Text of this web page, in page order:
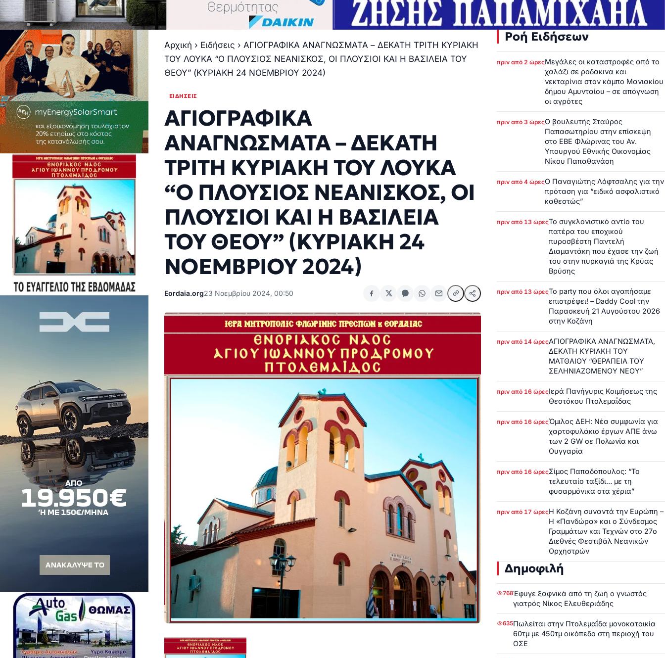
Αρχική › Ειδήσεις › ΑΓΙΟΓΡΑΦΙΚΑ ΑΝΑΓΝΩΣΜΑΤΑ – ΔΕΚΑΤΗ ΤΡΙΤΗ ΚΥΡΙΑΚΗ
ΤΟΥ ΛΟΥΚΑ “Ο ΠΛΟΥΣΙΟΣ ΝΕΑΝΙΣΚΟΣ, ΟΙ ΠΛΟΥΣΙΟΙ ΚΑΙ Η ΒΑΣΙΛΕΙΑ ΤΟΥ
ΘΕΟΥ” (ΚΥΡΙΑΚΗ 24 ΝΟΕΜΒΡΙΟΥ 2024)
ΕΙΔΉΣΕΙΣ
ΑΓΙΟΓΡΑΦΙΚΑ
ΑΝΑΓΝΩΣΜΑΤΑ – ΔΕΚΑΤΗ
ΤΡΙΤΗ ΚΥΡΙΑΚΗ ΤΟΥ ΛΟΥΚΑ
“Ο ΠΛΟΥΣΙΟΣ ΝΕΑΝΙΣΚΟΣ, ΟΙ
ΠΛΟΥΣΙΟΙ ΚΑΙ Η ΒΑΣΙΛΕΙΑ
ΤΟΥ ΘΕΟΥ” (ΚΥΡΙΑΚΗ 24
ΝΟΕΜΒΡΙΟΥ 2024)
Eordaia.org23 Νοεμβρίου 2024, 00:50
Ροή Ειδήσεων
πριν από 2 ώρεςΜεγάλες οι καταστροφές από το
χαλάζι σε ροδάκινα και
νεκταρίνια στον κάμπο Μανιακίου
δήμου Αμυνταίου – σε απόγνωση
οι αγρότες
πριν από 3 ώρεςΟ βουλευτής Σταύρος
Παπασωτηρίου στην επίσκεψη
στο ΕΒΕ Φλώρινας του Αν.
Υπουργού Εθνικής Οικονομίας
Νίκου Παπαθανάση
πριν από 4 ώρεςΟ Παναγιώτης Λόφτσαλης για την
πρόταση για “ειδικό ασφαλιστικό
καθεστώς”
πριν από 13 ώρεςΤο συγκλονιστικό αντίο του
πατέρα του εποχικού
πυροσβέστη Παντελή
Διαμαντάκη που έχασε την ζωή
του στην πυρκαγιά της Κρύας
Βρύσης
πριν από 13 ώρεςΤο party που όλοι αγαπήσαμε
επιστρέφει! – Daddy Cool την
Παρασκευή 21 Αυγούστου 2026
στην Κοζάνη
πριν από 14 ώρεςΑΓΙΟΓΡΑΦΙΚΑ ΑΝΑΓΝΩΣΜΑΤΑ,
ΔΕΚΑΤΗ ΚΥΡΙΑΚΗ ΤΟΥ
ΜΑΤΘΑΙΟΥ “ΘΕΡΑΠΕΙΑ ΤΟΥ
ΣΕΛΗΝΙΑΖΟΜΕΝΟΥ ΝΕΟΥ”
πριν από 16 ώρεςΙερά Πανήγυρις Κοιμήσεως της
Θεοτόκου Πτολεμαΐδας
πριν από 16 ώρεςΌμιλος ΔΕΗ: Νέα συμφωνία για
χαρτοφυλάκιο έργων ΑΠΕ άνω
των 2 GW σε Πολωνία και
Ουγγαρία
πριν από 16 ώρεςΣίμος Παπαδόπουλος: “Το
τελευταίο ταξίδι… με τη
φυσαρμόνικα στα χέρια”
πριν από 17 ώρεςΗ Κοζάνη συναντά την Ευρώπη –
Η «Πανδώρα» και ο Σύνδεσμος
Γραμμάτων και Τεχνών στο 27ο
Διεθνές Φεστιβάλ Νεανικών
Ορχηστρών
Δημοφιλή
768Έφυγε ξαφνικά από τη ζωή ο γνωστός
γιατρός Νίκος Ελευθεριάδης
635Πωλείται στην Πτολεμαΐδα μονοκατοικία
60τμ με 450τμ οικόπεδο στη περιοχή του
ΟΣΕ